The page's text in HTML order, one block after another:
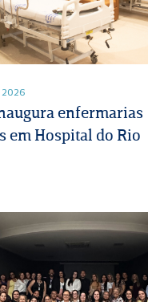
2026
enfermarias
em Hospital do Rio